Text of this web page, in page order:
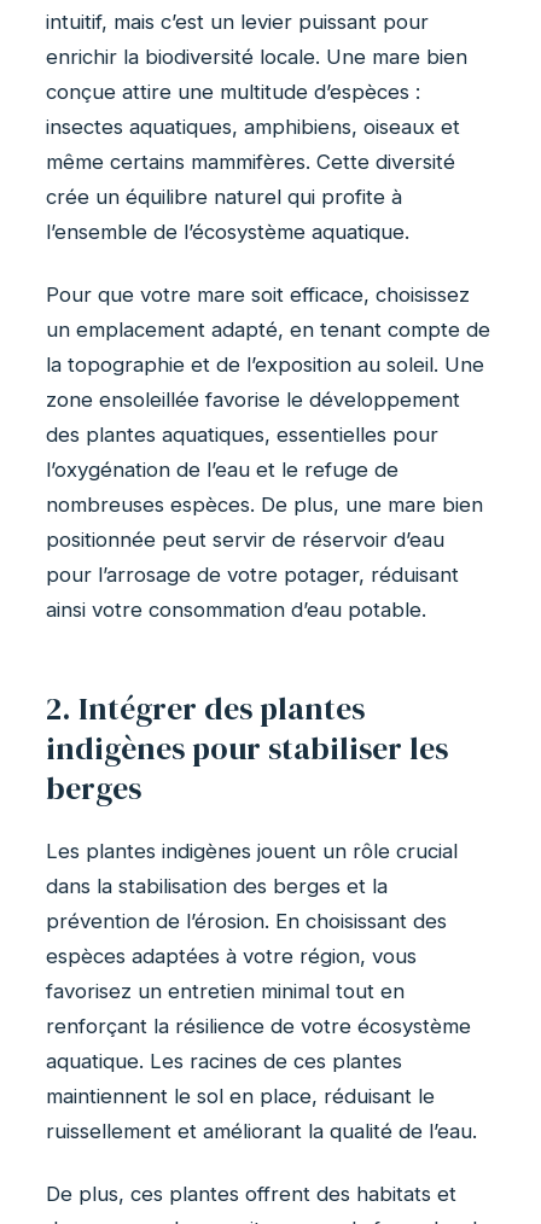
intuitif, mais c’est un levier puissant pour
enrichir la biodiversité locale. Une mare bien
conçue attire une multitude d’espèces :
insectes aquatiques, amphibiens, oiseaux et
même certains mammifères. Cette diversité
crée un équilibre naturel qui profite à
l’ensemble de l’écosystème aquatique.
Pour que votre mare soit efficace, choisissez
un emplacement adapté, en tenant compte de
la topographie et de l’exposition au soleil. Une
zone ensoleillée favorise le développement
des plantes aquatiques, essentielles pour
l’oxygénation de l’eau et le refuge de
nombreuses espèces. De plus, une mare bien
positionnée peut servir de réservoir d’eau
pour l’arrosage de votre potager, réduisant
ainsi votre consommation d’eau potable.
2. Intégrer des plantes
indigènes pour stabiliser les
berges
Les plantes indigènes jouent un rôle crucial
dans la stabilisation des berges et la
prévention de l’érosion. En choisissant des
espèces adaptées à votre région, vous
favorisez un entretien minimal tout en
renforçant la résilience de votre écosystème
aquatique. Les racines de ces plantes
maintiennent le sol en place, réduisant le
ruissellement et améliorant la qualité de l’eau.
De plus, ces plantes offrent des habitats et